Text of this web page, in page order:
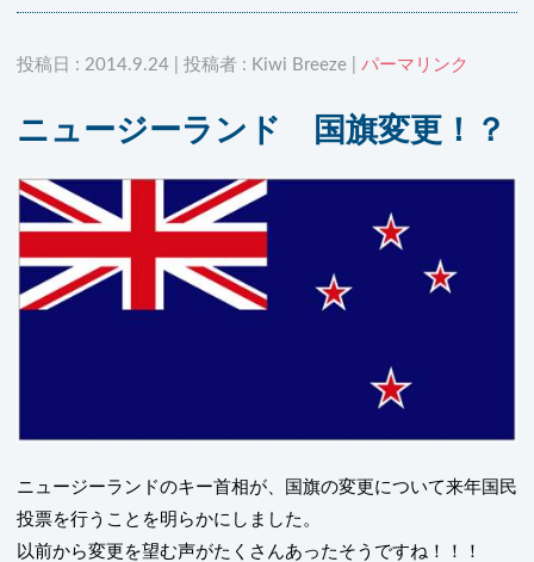
投稿日 : 2014.9.24 | 投稿者 : Kiwi Breeze | パーマリンク
ニュージーランド 国旗変更！？
ニュージーランドのキー首相が、国旗の変更について来年国民
投票を行うことを明らかにしました。
以前から変更を望む声がたくさんあったそうですね！！！